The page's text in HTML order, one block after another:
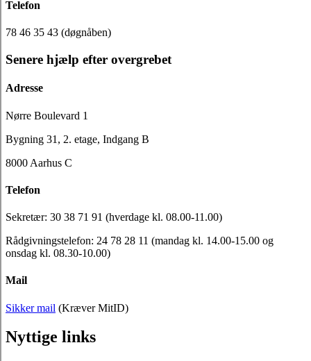
Telefon
78 46 35 43 (døgnåben)
Senere hjælp efter overgrebet
Adresse
Nørre Boulevard 1
Bygning 31, 2. etage, Indgang B
8000 Aarhus C
Telefon
Sekretær: 30 38 71 91 (hverdage kl. 08.00-11.00)
Rådgivningstelefon: 24 78 28 11 (mandag kl. 14.00-15.00 og
onsdag kl. 08.30-10.00)
Mail
Sikker mail (Kræver MitID)
Nyttige links